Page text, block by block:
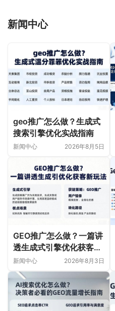
新闻中心
geo推广怎么做？生成式
搜索引擎优化实战指南
新闻中心 2026年8月5日
GEO推广怎么做？一篇讲
透生成式引擎优化获客新
玩法
新闻中心 2026年8月3日